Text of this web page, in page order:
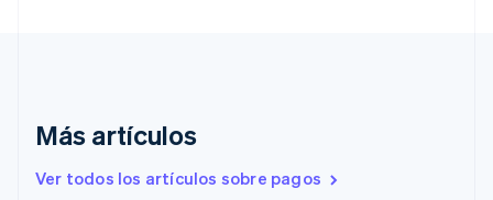
Más artículos
Ver todos los artículos sobre pagos
English
Eslovaquia